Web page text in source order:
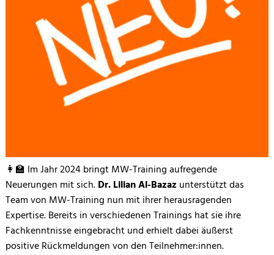
👩‍🏫 Im Jahr 2024 bringt MW-Training aufregende
Neuerungen mit sich.Dr. Lilian Al-Bazaz unterstützt das
Team von MW-Training nun mit ihrer herausragenden
Expertise. Bereits in verschiedenen Trainings hat sie ihre
Fachkenntnisse eingebracht und erhielt dabei äußerst
positive Rückmeldungen von den Teilnehmer:innen.